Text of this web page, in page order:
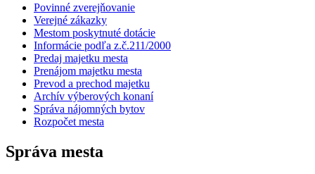
Povinné zverejňovanie
Verejné zákazky
Mestom poskytnuté dotácie
Informácie podľa z.č.211/2000
Predaj majetku mesta
Prenájom majetku mesta
Prevod a prechod majetku
Archív výberových konaní
Správa nájomných bytov
Rozpočet mesta
Správa mesta